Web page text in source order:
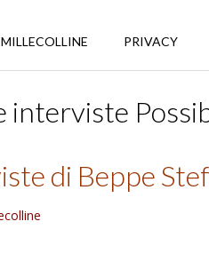
PRIVACY
interviste
di Beppe